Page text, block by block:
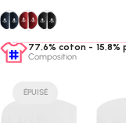
PACK DE 2 SERRE
PACK DE 2 SERRE
PACK DE 2
77,6% coton -
Composition
ÉPUISÉ